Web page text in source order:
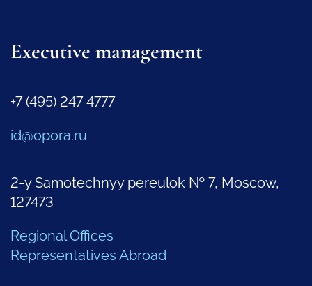
Executive management
+7 (495) 247 4777
id@opora.ru
2-y Samotechnyy pereulok № 7, Moscow,
127473
Regional Offices
Representatives Abroad